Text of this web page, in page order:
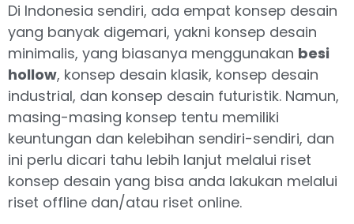
Di Indonesia sendiri, ada empat konsep desain
yang banyak digemari, yakni konsep desain
minimalis, yang biasanya menggunakan besi
hollow, konsep desain klasik, konsep desain
industrial, dan konsep desain futuristik. Namun,
masing-masing konsep tentu memiliki
keuntungan dan kelebihan sendiri-sendiri, dan
ini perlu dicari tahu lebih lanjut melalui riset
konsep desain yang bisa anda lakukan melalui
riset offline dan/atau riset online.